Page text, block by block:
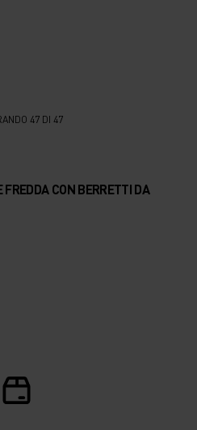
47 DI 47
CON BERRETTI DA